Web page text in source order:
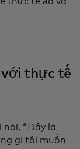
thực tế
nói, “Đây là
gì tôi muốn